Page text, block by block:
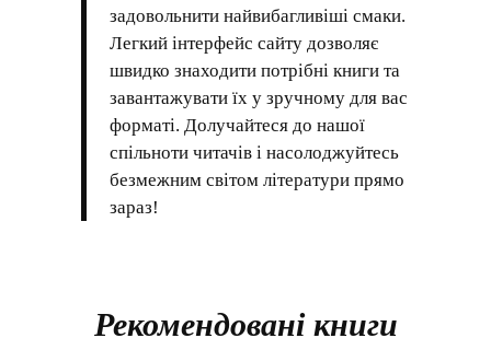
задовольнити найвибагливіші смаки.
Легкий інтерфейс сайту дозволяє
швидко знаходити потрібні книги та
завантажувати їх у зручному для вас
форматі. Долучайтеся до нашої
спільноти читачів і насолоджуйтесь
безмежним світом літератури прямо
зараз!
Рекомендовані книги